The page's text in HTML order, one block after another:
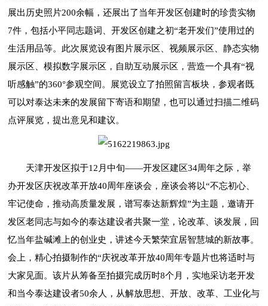
展出历史照片200余幅，还展出了当年开发区创建时的珍贵实物
7件，包括小平同志题词、开发区创建之初“老开发们”使用过的
生活用品等。此次展览设有图片展示区、视频展示区、静态实物
展示区、模拟数字展示区，自助互动展示区，营造一个具有“视
听感触”的360°参观空间。展览设立了拍照留言板块，参观者既
可以对泰达未来的发展留下寄语和期望，也可以通过扫描二维码
点评展览，提出意见和建议。
天津开发区拟于12月中旬——开发区建区34周年之际，举
办开发区庆祝改革开放40周年座谈会，座谈会将以“不忘初心、
牢记使命，推动高质量发展，谱写泰达新辉煌”为主题，邀请开
发区老同志与如今的泰达建设者共聚一堂，论改革、谈发展，回
忆当年盐碱滩上的创业史，讲述今天繁荣宜居智慧城的新故事。
会上，精心拍摄制作的“庆祝改革开放40周年专题片也将适时与
大家见面。该片从筹备至拍摄完成历时8个月，实地采访老开发
和当今泰达建设者50余人，从解放思想、开放、改革、工业化与